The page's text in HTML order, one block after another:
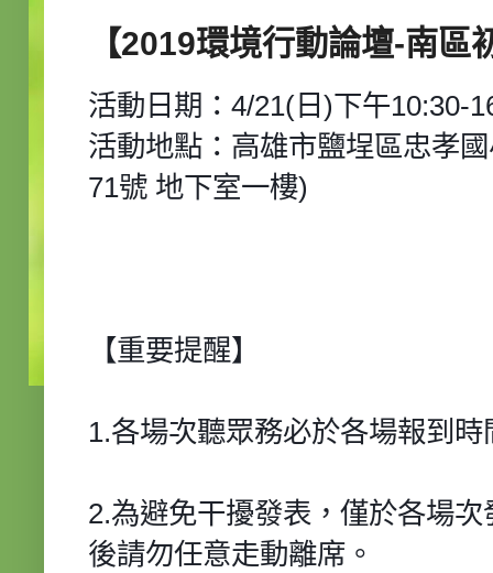
【2019環境行動論壇-南區
活動日期：4/21(日)下午10:30-
活動地點：高雄市鹽埕區忠孝
71號 地下室一樓)
【重要提醒】
1.各場次聽眾務必於各場報到
2.為避免干擾發表，僅於各場
後請勿任意走動離席。